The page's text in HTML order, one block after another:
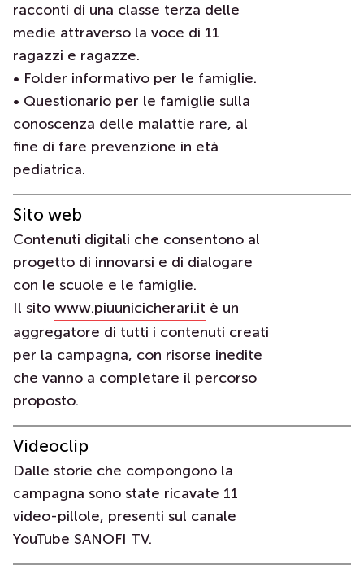
Chi siamo
Casi studio
racconti di una classe terza delle
medie attraverso la voce di 11
ragazzi e ragazze.
• Folder informativo per le famiglie.
• Questionario per le famiglie sulla
conoscenza delle malattie rare, al
fine di fare prevenzione in età
pediatrica.
Sito web
Contenuti digitali che consentono al
progetto di innovarsi e di dialogare
con le scuole e le famiglie.
Il sito www.piuunicicherari.it è un
aggregatore di tutti i contenuti creati
per la campagna, con risorse inedite
che vanno a completare il percorso
proposto.
Videoclip
Dalle storie che compongono la
campagna sono state ricavate 11
video-pillole, presenti sul canale
YouTube SANOFI TV.